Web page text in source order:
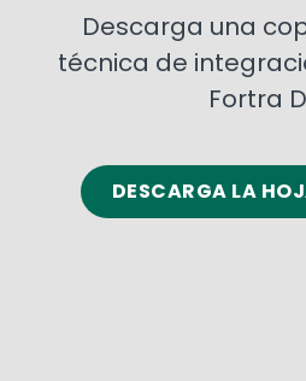
Descarga una
técnica de
Fortra
DESCARGA LA